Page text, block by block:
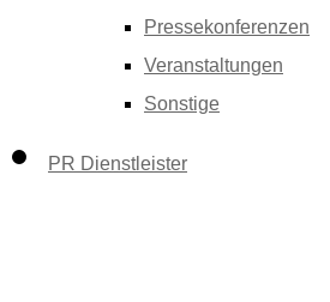
Pressekonferenzen
Veranstaltungen
Sonstige
PR Dienstleister